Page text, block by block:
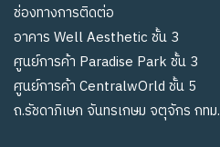
ช่องทางการติดต่อ
อาคาร Well Aesthetic ชั้น 3
ศูนย์การค้า Paradise Park ชั้น 3
ศูนย์การค้า CentralwOrld ชั้น 5
ถ.รัชดาภิเษก จันทรเกษม จตุจักร กทม.